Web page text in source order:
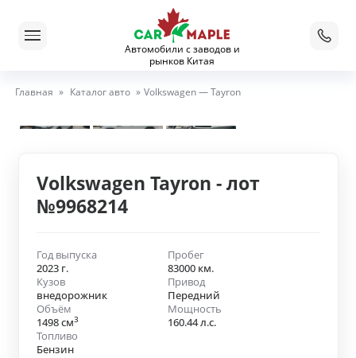
Автомобили с заводов и
рынков Китая
Главная » Каталог авто » Volkswagen — Tayron
Volkswagen Tayron - лот
№9968214
Год выпуска
2023 г.
Пробег
83000 км.
Кузов
внедорожник
Привод
Передний
Объём
1498 см3
Мощность
160.44 л.с.
Топливо
Бензин